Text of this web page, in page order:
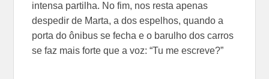
intensa partilha. No fim, nos resta apenas
despedir de Marta, a dos espelhos, quando a
porta do ônibus se fecha e o barulho dos carros
se faz mais forte que a voz: “Tu me escreve?”